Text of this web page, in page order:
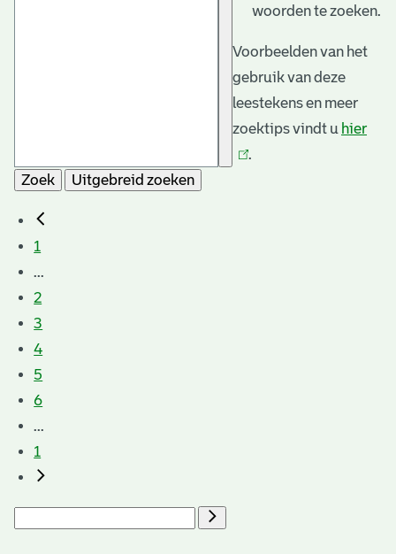
woorden te zoeken.
Voorbeelden van het
gebruik van deze
leestekens en meer
zoektips vindt u hier
.
Zoek
Uitgebreid zoeken
1
...
2
3
4
5
6
...
1